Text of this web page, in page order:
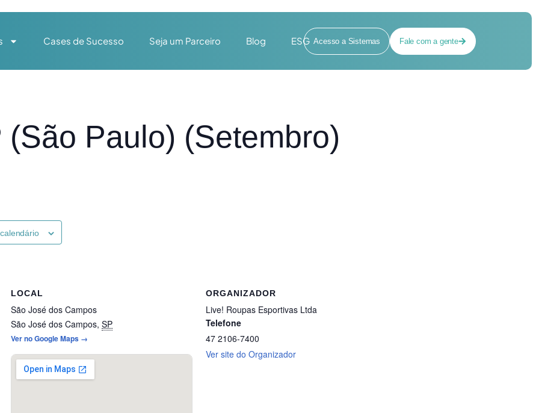
Cases de Sucesso Seja um Parceiro Blog ESG Acesso a Sistemas Fale com a gente
(São Paulo) (Setembro)
LOCAL
São José dos Campos
São José dos Campos, SP
Ver no Google Maps →
ORGANIZADOR
Live! Roupas Esportivas Ltda
Telefone
47 2106-7400
Ver site do Organizador